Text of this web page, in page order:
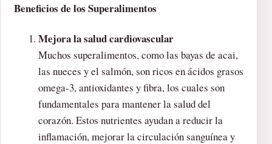
Beneficios de los Superalimentos
Mejora la salud cardiovascular
Muchos superalimentos, como las bayas de acai,
las nueces y el salmón, son ricos en ácidos grasos
omega-3, antioxidantes y fibra, los cuales son
fundamentales para mantener la salud del
corazón. Estos nutrientes ayudan a reducir la
inflamación, mejorar la circulación sanguínea y